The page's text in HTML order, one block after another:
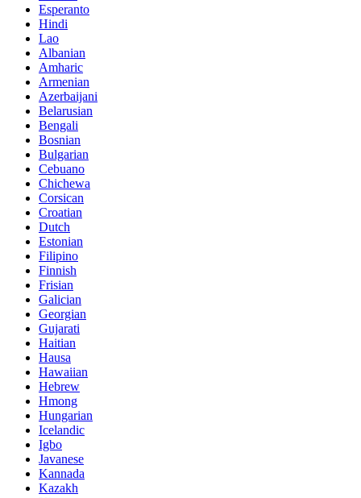
Esperanto
Hindi
Lao
Albanian
Amharic
Armenian
Azerbaijani
Belarusian
Bengali
Bosnian
Bulgarian
Cebuano
Chichewa
Corsican
Croatian
Dutch
Estonian
Filipino
Finnish
Frisian
Galician
Georgian
Gujarati
Haitian
Hausa
Hawaiian
Hebrew
Hmong
Hungarian
Icelandic
Igbo
Javanese
Kannada
Kazakh